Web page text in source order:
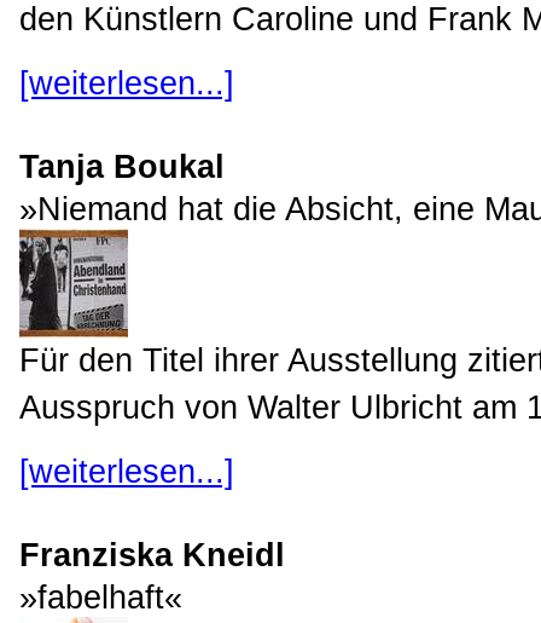
den Künstlern Caroline und Frank
[weiterlesen...]
Tanja Boukal
»Niemand hat die Absicht, eine
Für den Titel ihrer Ausstellung
Ausspruch von Walter Ulbricht am
[weiterlesen...]
Franziska Kneidl
»fabelhaft«